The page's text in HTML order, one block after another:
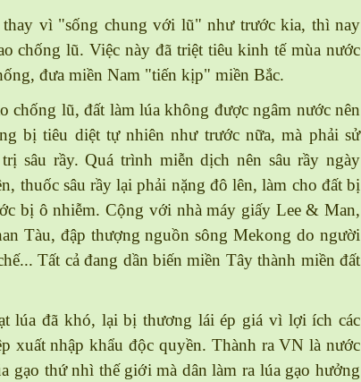
vì "sống chung với lũ" như trước kia, thì nay
chống lũ. Việc này đã triệt tiêu kinh tế mùa nước
đưa miền Nam "tiến kịp" miền Bắc.
chống lũ, đất làm lúa không được ngâm nước nên
bị tiêu diệt tự nhiên như trước nữa, mà phải sử
sâu rầy. Quá trình miễn dịch nên sâu rầy ngày
thuốc sâu rầy lại phải nặng đô lên, làm cho đất bị
bị ô nhiễm. Cộng với nhà máy giấy Lee & Man,
Tàu, đập thượng nguồn sôngMekong do người
Tất cả đang dần biến miền Tây thành miền đất
lúa đã khó, lại bị thương lái ép giá vì lợi ích các
xuất nhập khẩu độc quyền. Thành ra VN là nước
gạo thứ nhì thế giới mà dân làm ra lúa gạo hưởng